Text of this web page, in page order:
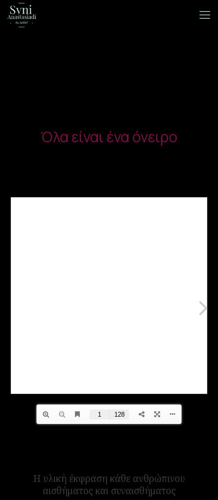
Όλα είναι ένα όνειρο
Η υλική έκφραση κάθε ανθρώπινου
αισθήματος και συναισθήματος